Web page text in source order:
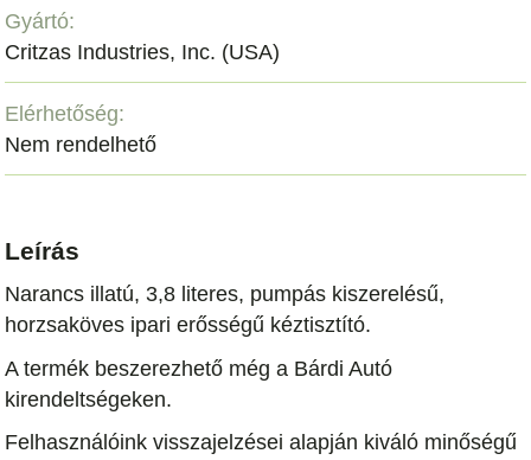
Gyártó:
Critzas Industries, Inc. (USA)
Elérhetőség:
Nem rendelhető
Leírás
Narancs illatú, 3,8 literes, pumpás kiszerelésű,
horzsaköves ipari erősségű kéztisztító.
A termék beszerezhető még a Bárdi Autó
kirendeltségeken.
Felhasználóink visszajelzései alapján kiváló minőségű